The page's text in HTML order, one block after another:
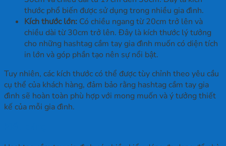
thước phổ biến được sử dụng trong nhiều gia đình.
Kích thước lớn: Có chiều ngang từ 20cm trở lên và
chiều dài từ 30cm trở lên. Đây là kích thước lý tưởng
cho những hashtag cầm tay gia đình muốn có diện tích
in lớn và góp phần tạo nên sự nổi bật.
Tuy nhiên, các kích thước có thể được tùy chỉnh theo yêu cầu
cụ thể của khách hàng, đảm bảo rằng hashtag cầm tay gia
đình sẽ hoàn toàn phù hợp với mong muốn và ý tưởng thiết
kế của mỗi gia đình.